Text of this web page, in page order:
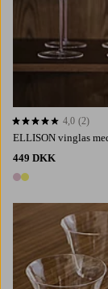
ELLISON vinglas
449 DKK
2 farver
4,0 baseret på 2
4,0 (2)